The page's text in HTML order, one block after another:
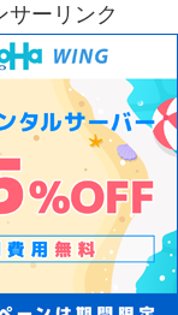
サーリンク